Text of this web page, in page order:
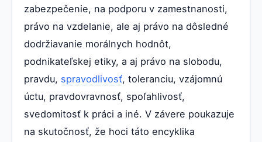
zabezpečenie, na podporu v zamestnanosti,
právo na vzdelanie, ale aj právo na dôsledné
dodržiavanie morálnych hodnôt,
podnikateľskej etiky, a aj právo na slobodu,
pravdu, spravodlivosť, toleranciu, vzájomnú
úctu, pravdovravnosť, spoľahlivosť,
svedomitosť k práci a iné. V závere poukazuje
na skutočnosť, že hoci táto encyklika